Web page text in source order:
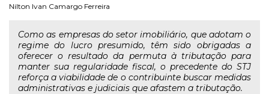
Nilton Ivan Camargo Ferreira
Como as empresas do setor imobiliário, que adotam o
regime do lucro presumido, têm sido obrigadas a
oferecer o resultado da permuta à tributação para
manter sua regularidade fiscal, o precedente do STJ
reforça a viabilidade de o contribuinte buscar medidas
administrativas e judiciais que afastem a tributação.